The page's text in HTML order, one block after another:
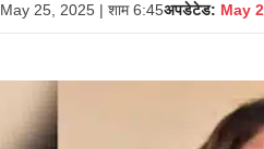
May 25, 2025 | शाम 6:45अपडेटेड: May